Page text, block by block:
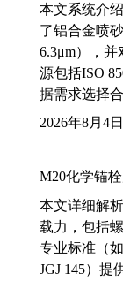
本文系统介
了铝合金喷
6.3μm），
源包括ISO
据需求选择
2026年8月4日
M20化学锚
本文详细解
载力，包括
专业标准（
JGJ 145）提